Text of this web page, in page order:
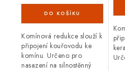
Komínová redukce slouží k
připojení kouřovodu ke
komínu. Určeno pro
nasazení na silnostěnný